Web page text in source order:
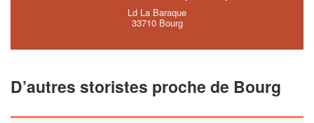
Ld La Baraque
33710 Bourg
D’autres storistes proche de Bourg